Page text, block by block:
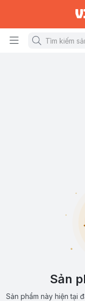
Sản
Sản phẩm này hiện tại